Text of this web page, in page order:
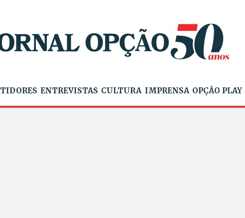
ENTREVISTAS CULTURA IMPRENSA OPÇÃO PLAY